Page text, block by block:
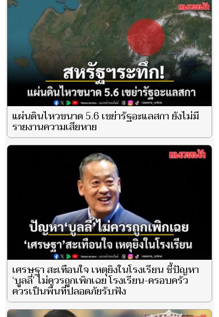
แผ่นดินไหวขนาด 5.6 เขย่ารัฐอะแลสกา ยังไม่มี
รายงานความเสียหาย
เศรษฐา สะเทือนใจ เหตุยิงในโรงเรียน ชี้ปัญหา
‘บูลลี่’ ไม่ควรถูกเพิกเฉย โรงเรียน-ครอบครัว
ควรเป็นพื้นที่ปลอดภัยรับฟัง